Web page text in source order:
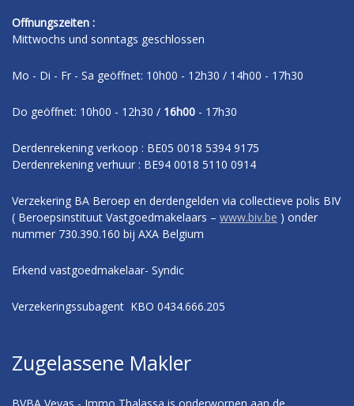
Offnungszeiten :
Mittwochs und sonntags geschlossen
Mo - Di - Fr - Sa geöffnet: 10h00 - 12h30 / 14h00 - 17h30
Do geöffnet: 10h00 - 12h30 / 16h00 - 17h30
Derdenrekening verkoop : BE05 0018 5394 9175
Derdenrekening verhuur : BE94 0018 5110 0914
Verzekering BA Beroep en derdengelden via collectieve polis BIV
( Beroepsinstituut Vastgoedmakelaars – www.biv.be ) onder
nummer 730.390.160 bij AXA Belgium
Erkend vastgoedmakelaar- Syndic
Verzekeringssubagent KBO 0434.666.205
Zugelassene Makler